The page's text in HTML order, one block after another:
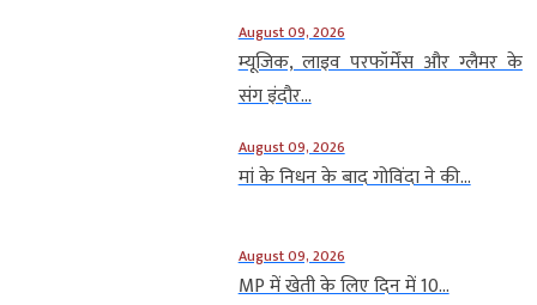
August 09, 2026
म्यूजिक, लाइव परफॉर्मेंस और ग्लैमर के
संग इंदौर...
August 09, 2026
मां के निधन के बाद गोविंदा ने की...
August 09, 2026
MP में खेती के लिए दिन में 10...